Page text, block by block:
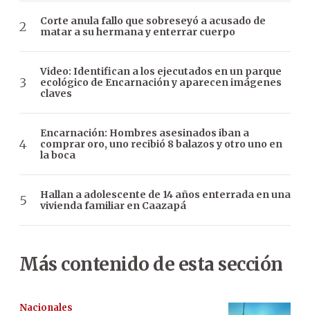
Corte anula fallo que sobreseyó a acusado de
matar a su hermana y enterrar cuerpo
Video: Identifican a los ejecutados en un parque
ecológico de Encarnación y aparecen imágenes
claves
Encarnación: Hombres asesinados iban a
comprar oro, uno recibió 8 balazos y otro uno en
la boca
Hallan a adolescente de 14 años enterrada en una
vivienda familiar en Caazapá
Más contenido de esta sección
Nacionales